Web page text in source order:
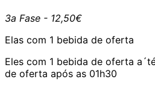
3a Fase - 12,50€
Elas com 1 bebida de oferta
Eles com 1 bebida de oferta
de oferta após as 01h30